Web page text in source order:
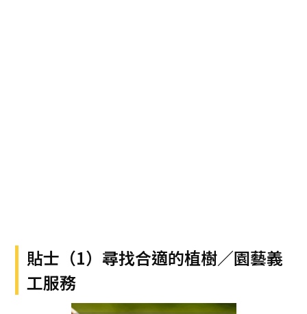
貼士（1）尋找合適的植樹／園藝義
工服務